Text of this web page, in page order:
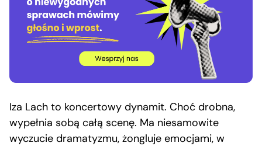
Iza Lach to koncertowy dynamit. Choć drobna,
wypełnia sobą całą scenę. Ma niesamowite
wyczucie dramatyzmu, żongluje emocjami, w